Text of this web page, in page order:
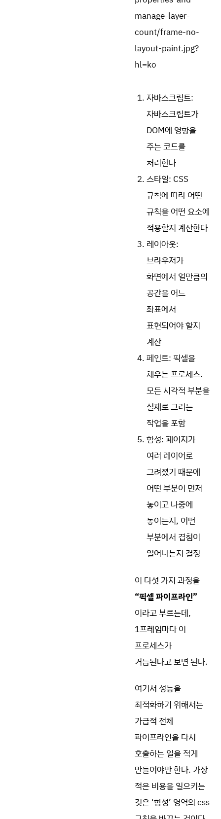
자바스크립트:
자바스크립트가
DOM에 영향을
주는 코드를
처리한다
스타일: CSS
규칙에 따라 어떤
규칙을 어떤 요소에
적용할지 계산한다
레이아웃:
브라우저가
화면에서 얼만큼의
공간을 어느
좌표에서
표현되어야 할지
계산
페인트: 픽셀을
채우는 프로세스.
모든 시각적 부분을
실제로 그리는
작업을 포함
합성: 페이지가
여러 레이어로
그려졌기 때문에
어떤 부분이 먼저
놓이고 나중에
놓이는지, 어떤
부분에서 겹침이
일어나는지 결정
이 다섯 가지 과정을
“픽셀 파이프라인”
이라고 부르는데,
1프레임마다 이
프로세스가
거듭된다고 보면 된다.
여기서 성능을
최적화하기 위해서는
가급적 전체
파이프라인을 다시
호출하는 일을 적게
만들어야만 한다. 가장
적은 비용을 일으키는
것은 ‘합성’ 영역의 css